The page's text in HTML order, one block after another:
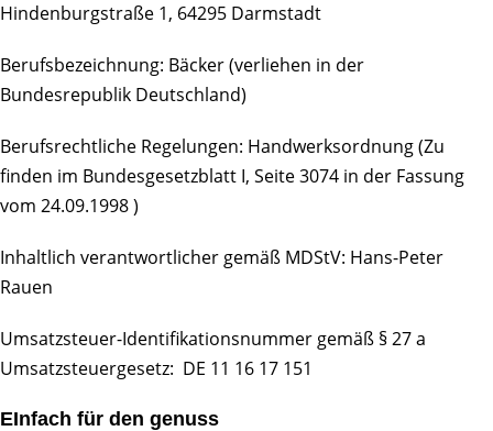
Hindenburgstraße 1, 64295 Darmstadt
Berufsbezeichnung: Bäcker (verliehen in der
Bundesrepublik Deutschland)
Berufsrechtliche Regelungen: Handwerksordnung (Zu
finden im Bundesgesetzblatt I, Seite 3074 in der Fassung
vom 24.09.1998 )
Inhaltlich verantwortlicher gemäß MDStV: Hans-Peter
Rauen
Umsatzsteuer-Identifikationsnummer gemäß § 27 a
Umsatzsteuergesetz: DE 11 16 17 151
EInfach für den genuss